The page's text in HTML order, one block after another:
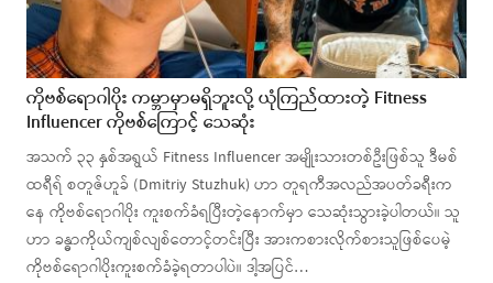
ကိုဗစ်ရောဂါပိုး ကမ္ဘာမှာမရှိဘူးလို့ ယုံကြည်ထားတဲ့ Fitness
Influencer ကိုဗစ်ကြောင့် သေဆုံး
အသက် ၃၃ နှစ်အရွယ် Fitness Influencer အမျိုးသားတစ်ဦးဖြစ်သူ ဒီမစ်
ထရီရ် စတူဇ်ဟူခ် (Dmitriy Stuzhuk) ဟာ တူရကီအလည်အပတ်ခရီးက
နေ ကိုဗစ်ရောဂါပိုး ကူးစက်ခံရပြီးတဲ့နောက်မှာ သေဆုံးသွားခဲ့ပါတယ်။ သူ
ဟာ ခန္ဓာကိုယ်ကျစ်လျစ်တောင့်တင်းပြီး အားကစားလိုက်စားသူဖြစ်ပေမဲ့
ကိုဗစ်ရောဂါပိုးကူးစက်ခံခဲ့ရတာပါပဲ။ ဒါ့အပြင်…